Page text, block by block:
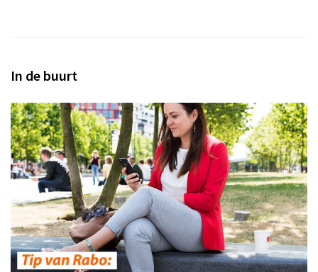
In de buurt